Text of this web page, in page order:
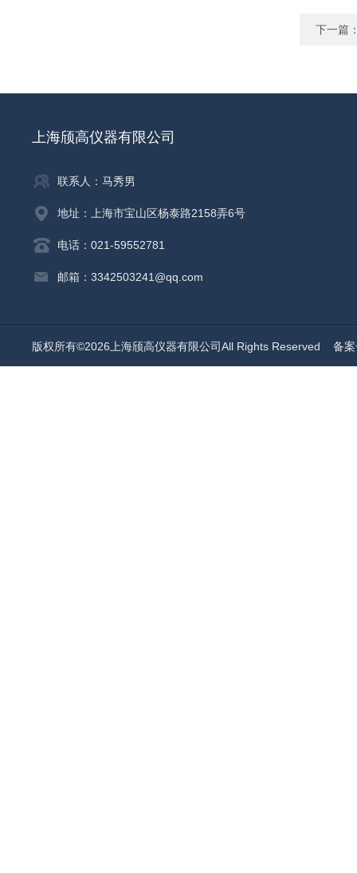
下一篇
上海颀高仪器有限公司
联系人：马秀男
地址：上海市宝山区杨泰路2158弄6号
电话：021-59552781
邮箱：3342503241@qq.com
版权所有©2026上海颀高仪器有限公司All Rights Reserved 备